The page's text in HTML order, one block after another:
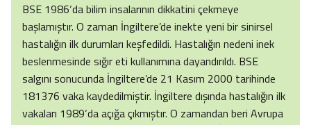
BSE 1986‘da bilim insalarının dikkatini çekmeye
başlamıştır. O zaman İngiltere’de inekte yeni bir sinirsel
hastalığın ilk durumları keşfedildi. Hastalığın nedeni inek
beslenmesinde sığır eti kullanımına dayandırıldı. BSE
salgını sonucunda İngiltere’de 21 Kasım 2000 tarihinde
181376 vaka kaydedilmiştir. İngiltere dışında hastalığın ilk
vakaları 1989‘da açığa çıkmıştır. O zamandan beri Avrupa